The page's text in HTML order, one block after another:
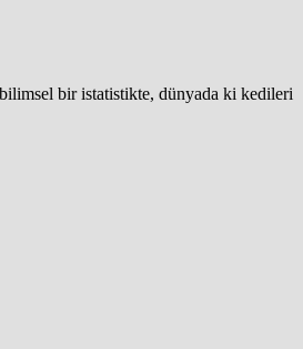
bir istatistikte, dünyada ki kedileri